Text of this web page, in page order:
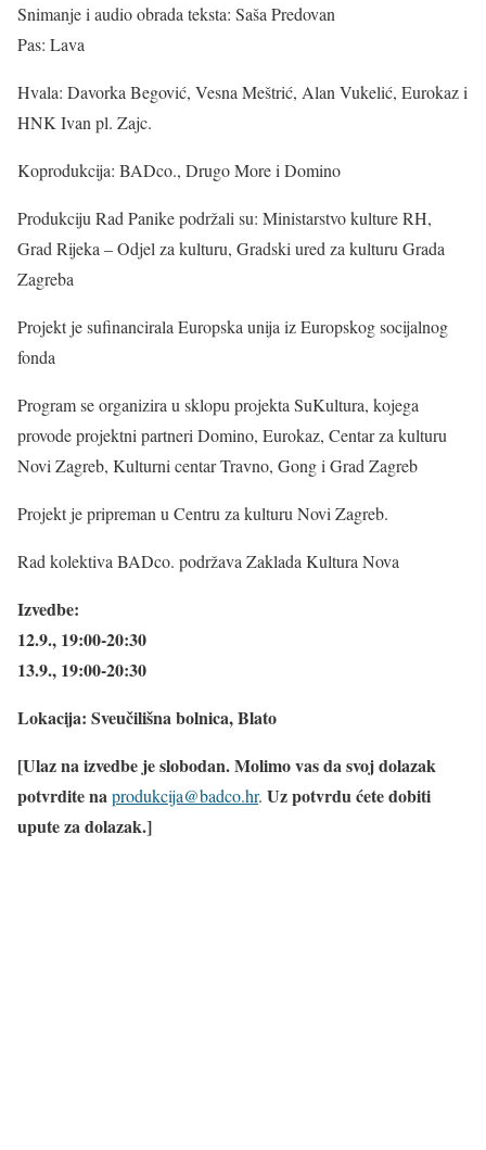
Snimanje i audio obrada teksta: Saša Predovan
Pas: Lava
Hvala: Davorka Begović, Vesna Meštrić, Alan Vukelić, Eurokaz i
HNK Ivan pl. Zajc.
Koprodukcija: BADco., Drugo More i Domino
Produkciju Rad Panike podržali su: Ministarstvo kulture RH,
Grad Rijeka – Odjel za kulturu, Gradski ured za kulturu Grada
Zagreba
Projekt je sufinancirala Europska unija iz Europskog socijalnog
fonda
Program se organizira u sklopu projekta SuKultura, kojega
provode projektni partneri Domino, Eurokaz, Centar za kulturu
Novi Zagreb, Kulturni centar Travno, Gong i Grad Zagreb
Projekt je pripreman u Centru za kulturu Novi Zagreb.
Rad kolektiva BADco. podržava Zaklada Kultura Nova
Izvedbe:
12.9., 19:00-20:30
13.9., 19:00-20:30
Lokacija: Sveučilišna bolnica, Blato
[Ulaz na izvedbe je slobodan. Molimo vas da svoj dolazak
potvrdite naprodukcija@badco.hr. Uz potvrdu ćete dobiti
upute za dolazak.]